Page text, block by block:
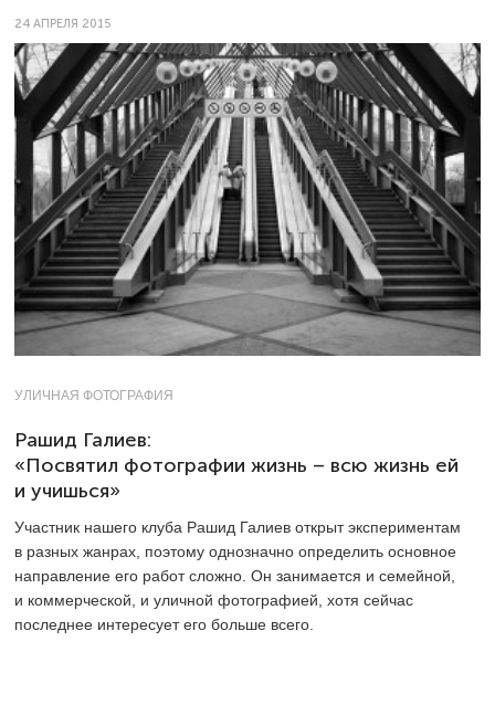
24 АПРЕЛЯ 2015
УЛИЧНАЯ ФОТОГРАФИЯ
Рашид Галиев:
«Посвятил фотографии жизнь – всю жизнь ей
и учишься»
Участник нашего клуба Рашид Галиев открыт экспериментам
в разных жанрах, поэтому однозначно определить основное
направление его работ сложно. Он занимается и семейной,
и коммерческой, и уличной фотографией, хотя сейчас
последнее интересует его больше всего.